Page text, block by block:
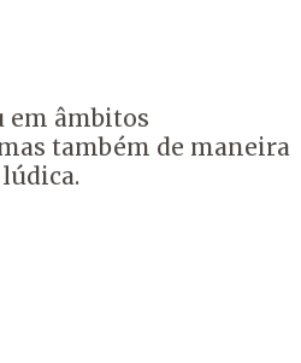
em âmbitos
também de maneira